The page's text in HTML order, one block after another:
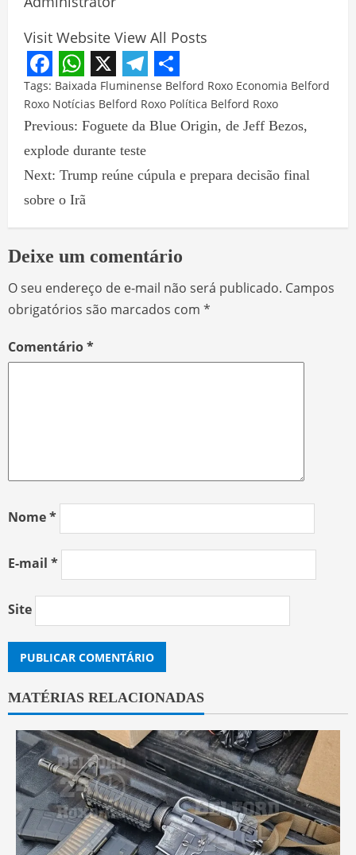
Visit Website View All Posts
Facebook
WhatsApp
X Telegram
Share
Tags: Baixada Fluminense Belford Roxo Economia Belford
Roxo Notícias Belford Roxo Política Belford Roxo
Previous: Foguete da Blue Origin, de Jeff Bezos,
explode durante teste
Next: Trump reúne cúpula e prepara decisão final
sobre o Irã
Deixe um comentário
O seu endereço de e-mail não será publicado. Campos
obrigatórios são marcados com *
Comentário*
Nome*
E-mail *
Site
MATÉRIAS RELACIONADAS